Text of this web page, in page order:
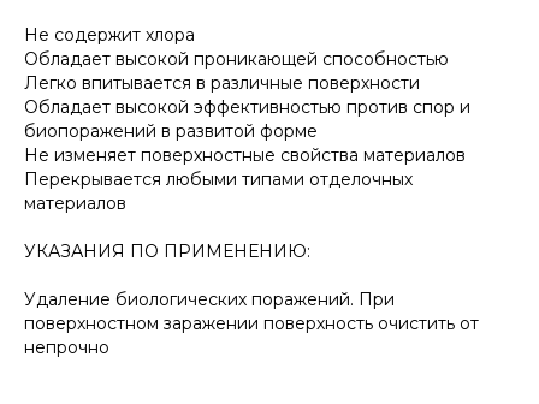
Не содержит хлора
Обладает высокой проникающей способностью
Легко впитывается в различные поверхности
Обладает высокой эффективностью против спор и
биопоражений в развитой форме
Не изменяет поверхностные свойства материалов
Перекрывается любыми типами отделочных
материалов
УКАЗАНИЯ ПО ПРИМЕНЕНИЮ:
Удаление биологических поражений. При
поверхностном заражении поверхность очистить от
непрочно